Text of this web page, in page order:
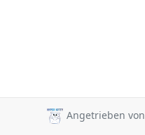
Angetrieben von